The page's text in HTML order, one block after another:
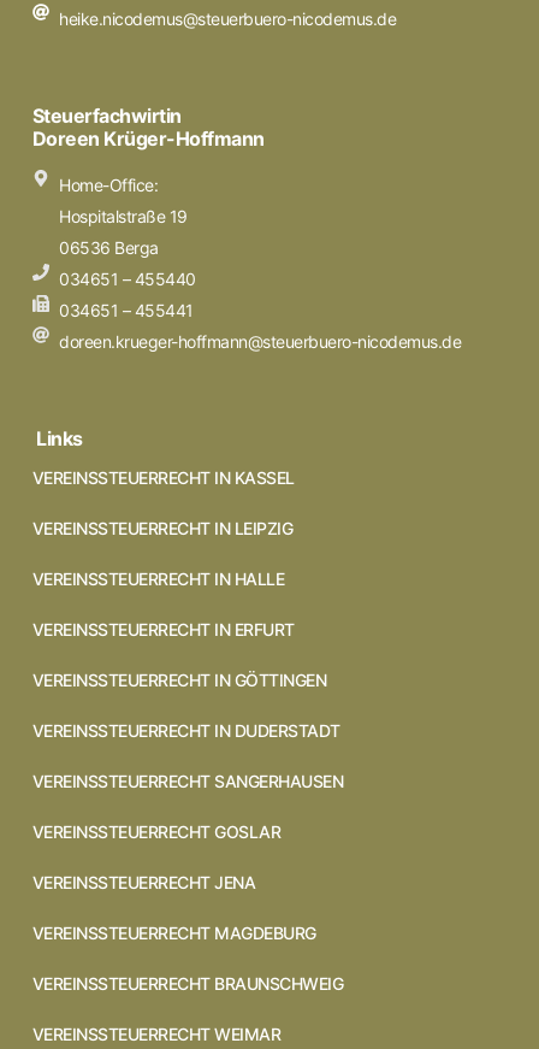
heike.nicodemus@steuerbuero-nicodemus.de
Steuerfachwirtin
Doreen Krüger-Hoffmann
Home-Office:
Hospitalstraße 19
06536 Berga
034651 – 455440
034651 – 455441
doreen.krueger-hoffmann@steuerbuero-nicodemus.de
Links
VEREINSSTEUERRECHT IN KASSEL
VEREINSSTEUERRECHT IN LEIPZIG
VEREINSSTEUERRECHT IN HALLE
VEREINSSTEUERRECHT IN ERFURT
VEREINSSTEUERRECHT IN GÖTTINGEN
VEREINSSTEUERRECHT IN DUDERSTADT
VEREINSSTEUERRECHT SANGERHAUSEN
VEREINSSTEUERRECHT GOSLAR
VEREINSSTEUERRECHT JENA
VEREINSSTEUERRECHT MAGDEBURG
VEREINSSTEUERRECHT BRAUNSCHWEIG
VEREINSSTEUERRECHT WEIMAR